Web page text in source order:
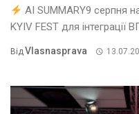
AI SUMMARY9 серпня
KYIV FEST для інтеграції
ВідVlasnasprava